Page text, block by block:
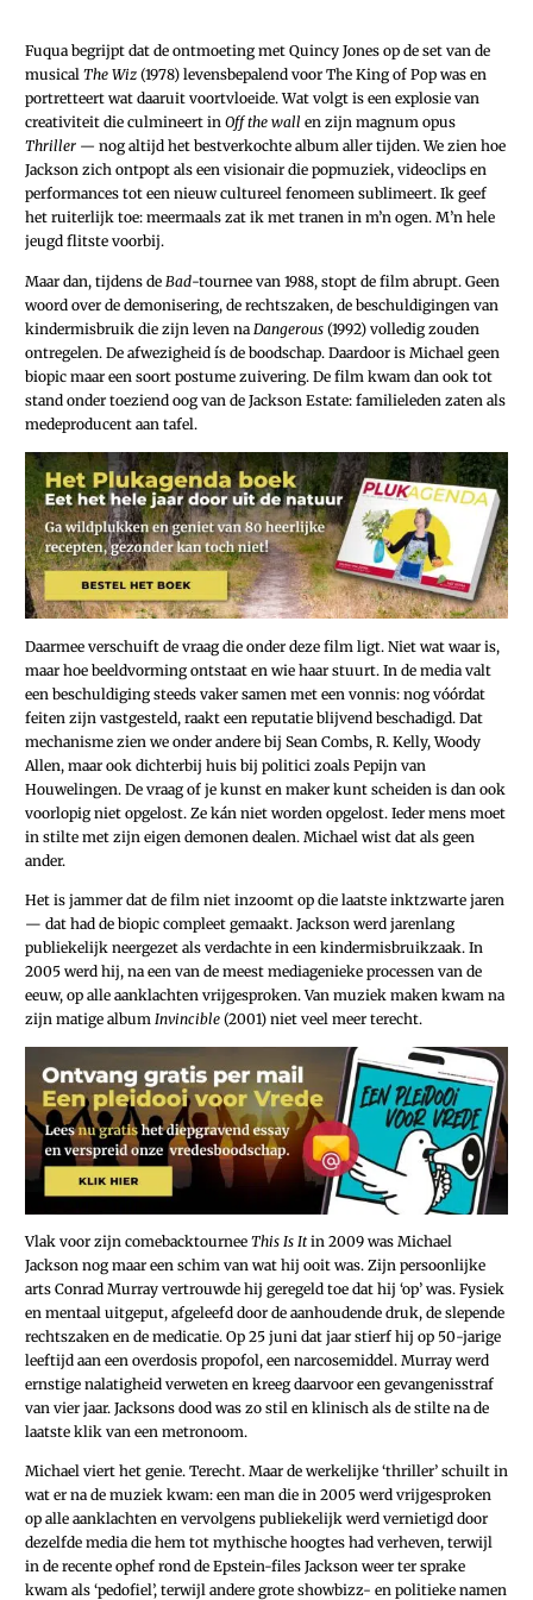
Fuqua begrijpt dat de ontmoeting met Quincy Jones op de set van de
musical The Wiz (1978) levensbepalend voor The King of Pop was en
portretteert wat daaruit voortvloeide. Wat volgt is een explosie van
creativiteit die culmineert in Off the wall en zijn magnum opus
Thriller — nog altijd het bestverkochte album aller tijden. We zien hoe
Jackson zich ontpopt als een visionair die popmuziek, videoclips en
performances tot een nieuw cultureel fenomeen sublimeert. Ik geef
het ruiterlijk toe: meermaals zat ik met tranen in m’n ogen. M’n hele
jeugd flitste voorbij.
Maar dan, tijdens de Bad-tournee van 1988, stopt de film abrupt. Geen
woord over de demonisering, de rechtszaken, de beschuldigingen van
kindermisbruik die zijn leven na Dangerous (1992) volledig zouden
ontregelen. De afwezigheid ís de boodschap. Daardoor is Michael geen
biopic maar een soort postume zuivering. De film kwam dan ook tot
stand onder toeziend oog van de Jackson Estate: familieleden zaten als
medeproducent aan tafel.
Daarmee verschuift de vraag die onder deze film ligt. Niet wat waar is,
maar hoe beeldvorming ontstaat en wie haar stuurt. In de media valt
een beschuldiging steeds vaker samen met een vonnis: nog vóórdat
feiten zijn vastgesteld, raakt een reputatie blijvend beschadigd. Dat
mechanisme zien we onder andere bij Sean Combs, R. Kelly, Woody
Allen, maar ook dichterbij huis bij politici zoals Pepijn van
Houwelingen. De vraag of je kunst en maker kunt scheiden is dan ook
voorlopig niet opgelost. Ze kán niet worden opgelost. Ieder mens moet
in stilte met zijn eigen demonen dealen. Michael wist dat als geen
ander.
Het is jammer dat de film niet inzoomt op die laatste inktzwarte jaren
— dat had de biopic compleet gemaakt. Jackson werd jarenlang
publiekelijk neergezet als verdachte in een kindermisbruikzaak. In
2005 werd hij, na een van de meest mediagenieke processen van de
eeuw, op alle aanklachten vrijgesproken. Van muziek maken kwam na
zijn matige album Invincible (2001) niet veel meer terecht.
Vlak voor zijn comebacktournee This Is It in 2009 was Michael
Jackson nog maar een schim van wat hij ooit was. Zijn persoonlijke
arts Conrad Murray vertrouwde hij geregeld toe dat hij ‘op’ was. Fysiek
en mentaal uitgeput, afgeleefd door de aanhoudende druk, de slepende
rechtszaken en de medicatie. Op 25 juni dat jaar stierf hij op 50-jarige
leeftijd aan een overdosis propofol, een narcosemiddel. Murray werd
ernstige nalatigheid verweten en kreeg daarvoor een gevangenisstraf
van vier jaar. Jacksons dood was zo stil en klinisch als de stilte na de
laatste klik van een metronoom.
Michael viert het genie. Terecht. Maar de werkelijke ‘thriller’ schuilt in
wat er na de muziek kwam: een man die in 2005 werd vrijgesproken
op alle aanklachten en vervolgens publiekelijk werd vernietigd door
dezelfde media die hem tot mythische hoogtes had verheven, terwijl
in de recente ophef rond de Epstein-files Jackson weer ter sprake
kwam als ‘pedofiel’, terwijl andere grote showbizz- en politieke namen